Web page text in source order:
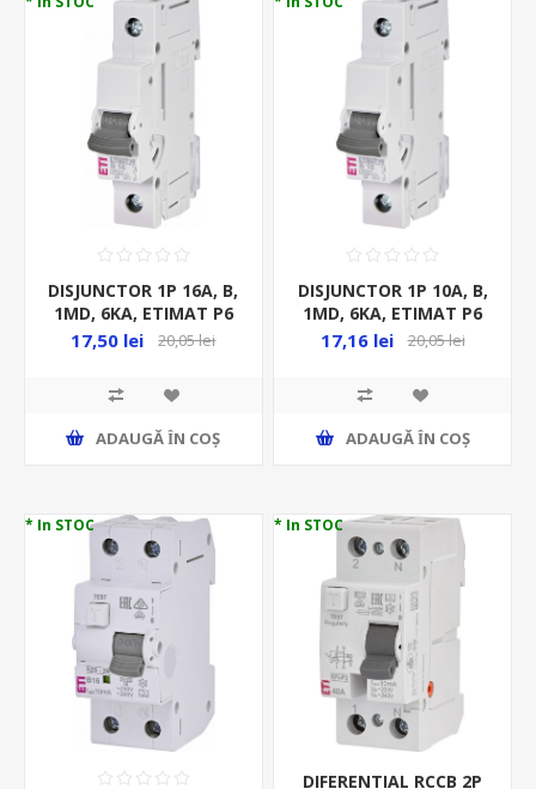
DISJUNCTOR 1P 16A, B,
1MD, 6KA, ETIMAT P6
17,50 lei 20,05 lei
ADAUGĂ ȊN COŞ
DISJUNCTOR 1P 10A, B,
1MD, 6KA, ETIMAT P6
17,16 lei 20,05 lei
ADAUGĂ ȊN COŞ
* In STOC * In STOC
DIFERENTIAL RCCB 2P